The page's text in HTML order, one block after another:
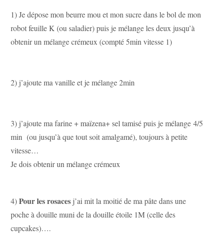
1) Je dépose mon beurre mou et mon sucre dans le bol de mon
robot feuille K (ou saladier) puis je mélange les deux jusqu’à
obtenir un mélange crémeux (compté 5min vitesse 1)
2) j’ajoute ma vanille et je mélange 2min
3) j’ajoute ma farine + maïzena+ sel tamisé puis je mélange 4/5
min (ou jusqu’à que tout soit amalgamé), toujours à petite
vitesse…
Je dois obtenir un mélange crémeux
4)Pour les rosaces j’ai mit la moitié de ma pâte dans une
poche à douille muni de la douille étoile 1M (celle des
cupcakes)….